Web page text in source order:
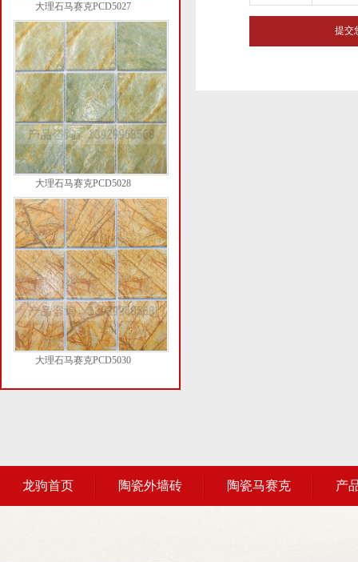
大理石马赛克PCD5027
大理石马赛克PCD5028
大理石马赛克PCD5030
龙驹首页 陶瓷外墙砖 陶瓷马赛克 产